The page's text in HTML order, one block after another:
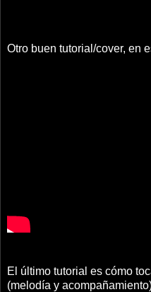
Otro buen tutorial/cover, en
El último tutorial es cómo
(melodía y